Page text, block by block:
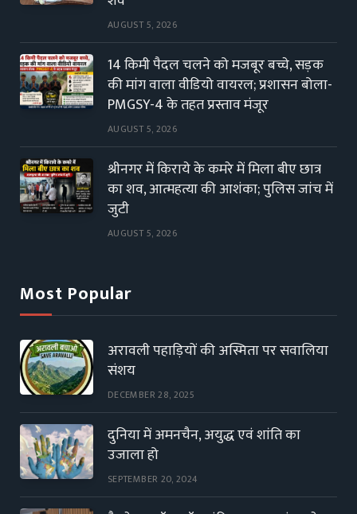
AUGUST 5, 2026
14 किमी पैदल चलने को मजबूर बच्चे, सड़क
की मांग वाला वीडियो वायरल; प्रशासन बोला-
PMGSY-4 के तहत प्रस्ताव मंजूर
AUGUST 5, 2026
श्रीनगर में किराये के कमरे में मिला बीए छात्र
का शव, आत्महत्या की आशंका; पुलिस जांच में
जुटी
AUGUST 5, 2026
Most Popular
अरावली पहाड़ियों की अस्मिता पर सवालिया
संशय
DECEMBER 28, 2025
दुनिया में अमनचैन, अयुद्ध एवं शांति का
उजाला हो
SEPTEMBER 20, 2024